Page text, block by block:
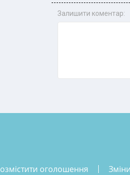
Залишити коментар:
розмістити оголошення